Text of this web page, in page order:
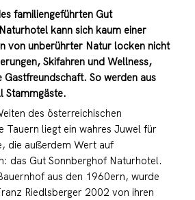
familiengeführten Gut
kann sich kaum einer
von unberührter Natur locken nicht
Skifahren und Wellness,
Gastfreundschaft. So werden aus
Stammgäste.
des österreichischen
Tauern liegt ein wahres Juwel für
die außerdem Wert auf
das Gut Sonnberghof Naturhotel.
aus den 1960ern, wurde
Riedlsberger 2002 von ihren